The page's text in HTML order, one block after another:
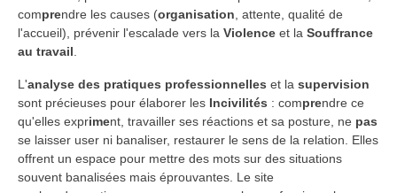
comprendre les causes (organisation , attente, qualité de
l'accueil), prévenir l'escalade vers la Violence et la Souffrance
au travail
L'analyse des pratiques professionnelles et la supervision
sont précieuses pour élaborer les Incivilités : comprendre ce
qu'elles expriment, travailler ses réactions et sa posture, ne pas
se laisser user ni banaliser, restaurer le sens de la relation. Elles
offrent un espace pour mettre des mots sur des situations
souvent banalisées mais éprouvantes. Le site